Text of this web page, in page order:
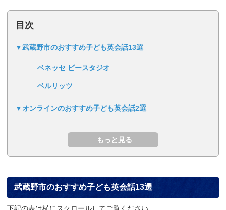
目次
武蔵野市のおすすめ子ども英会話13選
ベネッセ ビースタジオ
ベルリッツ
オンラインのおすすめ子ども英会話2選
武蔵野市のおすすめ子ども英会話13選